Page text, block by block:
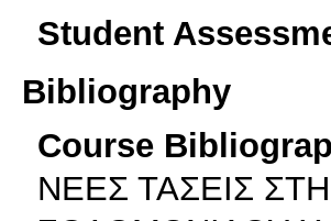
Student
Bibliography
Course
ΝΕΕΣ ΤΑΣΕΙΣ